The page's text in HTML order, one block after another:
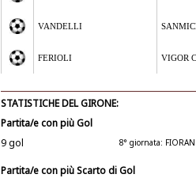
VANDELLI
FERIOLI VIGOR
STATISTICHE DEL GIRONE:
Partita/e con più Gol
9 gol
8° giornata:
Partita/e con più Scarto di Gol